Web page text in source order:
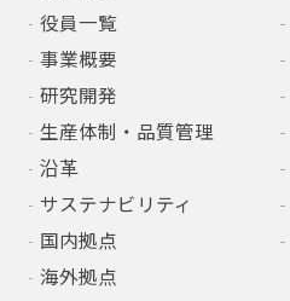
役員一覧
事業概要
研究開発
生産体制・品質管理
沿革
サステナビリティ
国内拠点
海外拠点